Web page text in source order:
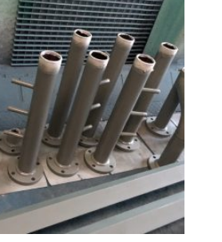
Add to
wishlist